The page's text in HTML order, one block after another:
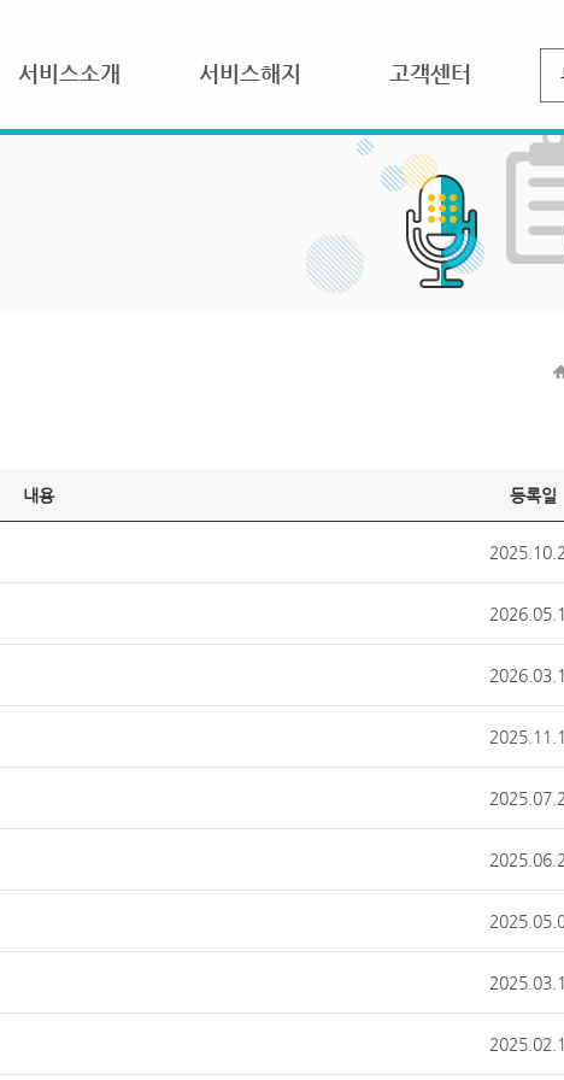
서비스소개 서비스해지 고객센터
내용 등록일